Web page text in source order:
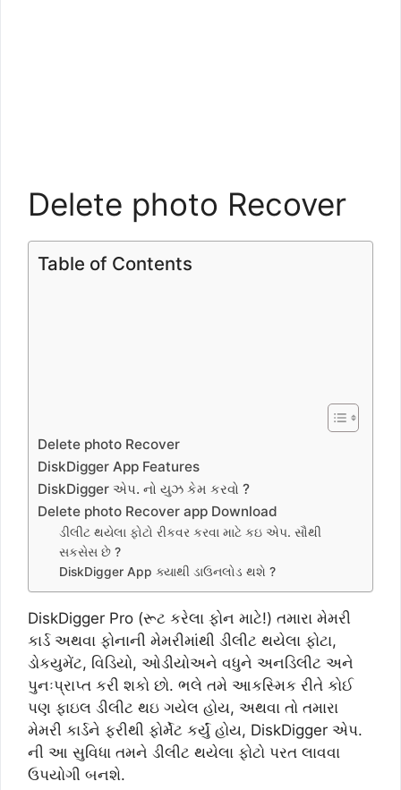
Delete photo Recover
Table of Contents
Delete photo Recover
DiskDigger App Features
DiskDigger એપ. નો યુઝ કેમ કરવો ?
Delete photo Recover app Download
ડીલીટ થયેલા ફોટો રીકવર કરવા માટે કઇ એપ. સૌથી
સકસેસ છે ?
DiskDigger App ક્યાથી ડાઉનલોડ થશે ?
DiskDigger Pro (રૂટ કરેલા ફોન માટે!) તમારા મેમરી
કાર્ડ અથવા ફોનાની મેમરીમાંથી ડીલીટ થયેલા ફોટા,
ડોકયુમેંટ, વિડિયો, ઓડીયોઅને વધુને અનડિલીટ અને
પુનઃપ્રાપ્ત કરી શકો છો. ભલે તમે આકસ્મિક રીતે કોઈ
પણ ફાઇલ ડીલીટ થઇ ગયેલ હોય, અથવા તો તમારા
મેમરી કાર્ડને ફરીથી ફોર્મેટ કર્યું હોય, DiskDigger એપ.
ની આ સુવિધા તમને ડીલીટ થયેલા ફોટો પરત લાવવા
ઉપયોગી બનશે.